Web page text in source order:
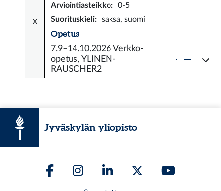
x
Arviointiasteikko:
0-5
Suorituskieli: saksa, suomi
Opetus
7.9–14.10.2026 Verkko-
opetus, YLINEN-
RAUSCHER2
Jyväskylän yliopisto